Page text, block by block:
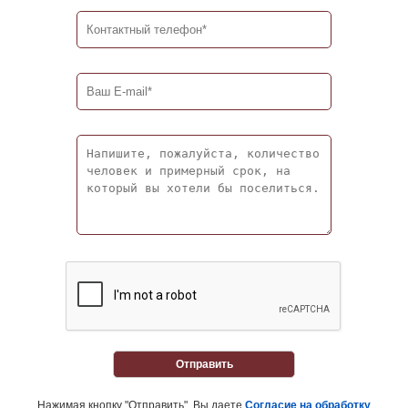
Отправить
Нажимая кнопку "Отправить", Вы даете Согласие на обработку